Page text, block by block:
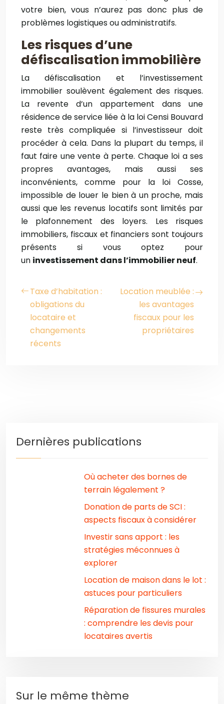
votre bien, vous n’aurez pas donc plus de
problèmes logistiques ou administratifs.
Les risques d’une
défiscalisation immobilière
La défiscalisation et l’investissement
immobilier soulèvent également des risques.
La revente d’un appartement dans une
résidence de service liée à la loi Censi Bouvard
reste très compliquée si l’investisseur doit
procéder à cela. Dans la plupart du temps, il
faut faire une vente à perte. Chaque loi a ses
propres avantages, mais aussi ses
inconvénients, comme pour la loi Cosse,
impossible de louer le bien à un proche, mais
aussi que les revenus locatifs sont limités par
le plafonnement des loyers. Les risques
immobiliers, fiscaux et financiers sont toujours
présents si vous optez pour
un investissement dans l’immobilier neuf.
Taxe d’habitation :
obligations du
locataire et
changements
récents
Location meublée :
les avantages
fiscaux pour les
propriétaires
Dernières publications
Où acheter des bornes de
terrain légalement ?
Donation de parts de SCI :
aspects fiscaux à considérer
Investir sans apport : les
stratégies méconnues à
explorer
Location de maison dans le lot :
astuces pour particuliers
Réparation de fissures murales
: comprendre les devis pour
locataires avertis
Sur le même thème